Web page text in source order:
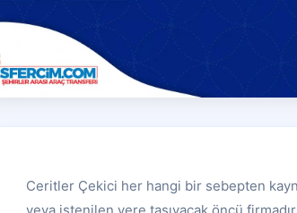
Ceritler Çekici her hangi bir sebepten